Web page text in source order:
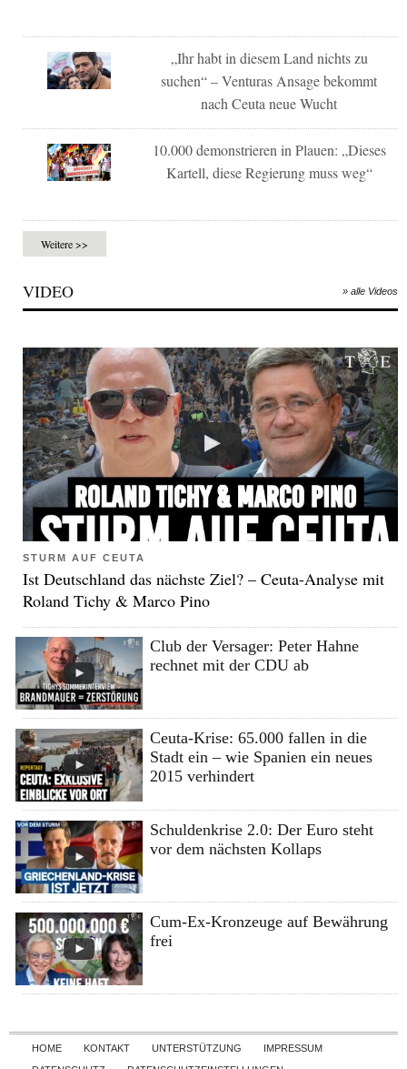
„Ihr habt in diesem Land nichts zu
suchen“ – Venturas Ansage bekommt
nach Ceuta neue Wucht
10.000 demonstrieren in Plauen: „Dieses
Kartell, diese Regierung muss weg“
Weitere >>
VIDEO » alle Videos
STURM AUF CEUTA
Ist Deutschland das nächste Ziel? – Ceuta-Analyse mit
Roland Tichy & Marco Pino
Club der Versager: Peter Hahne
rechnet mit der CDU ab
Ceuta-Krise: 65.000 fallen in die
Stadt ein – wie Spanien ein neues
2015 verhindert
Schuldenkrise 2.0: Der Euro steht
vor dem nächsten Kollaps
Cum-Ex-Kronzeuge auf Bewährung
frei
Skip to content
HOME KONTAKT UNTERSTÜTZUNG
IMPRESSUM